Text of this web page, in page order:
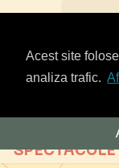
Acest site
analiza trafic.
SPECTACOLE